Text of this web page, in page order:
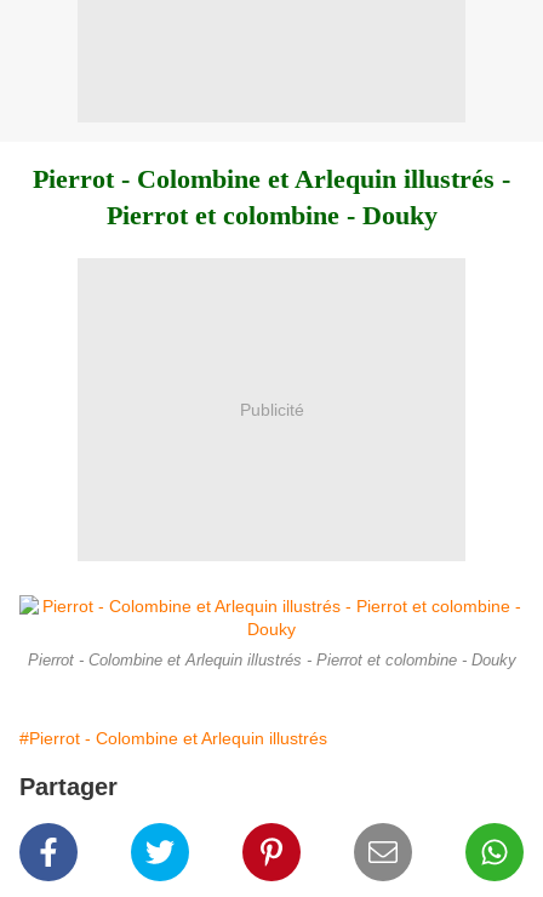
Pierrot - Colombine et Arlequin illustrés -
Pierrot et colombine - Douky
Publicité
Pierrot - Colombine et Arlequin illustrés - Pierrot et colombine - Douky
#Pierrot - Colombine et Arlequin illustrés
Partager